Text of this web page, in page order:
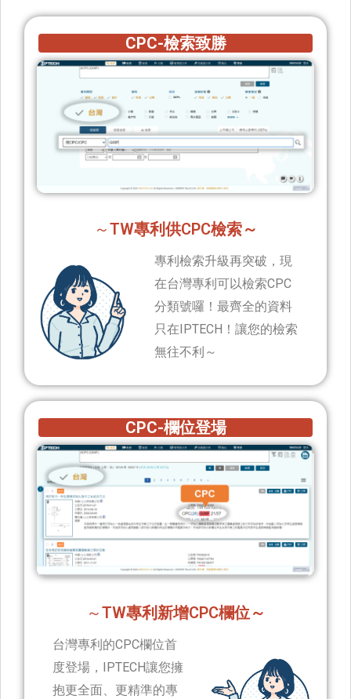
CPC-檢索致勝
～TW專利供CPC檢索～
專利檢索升級再突破，現
在台灣專利可以檢索CPC
分類號囉！最齊全的資料
只在IPTECH！讓您的檢索
無往不利～
CPC-欄位登場
～TW專利新增CPC欄位～
台灣專利的CPC欄位首
度登場，IPTECH讓您擁
抱更全面、更精準的專